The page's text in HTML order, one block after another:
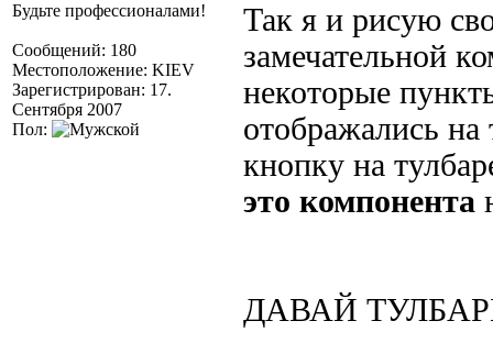
Будьте профессионалами!
Сообщений: 180
Местоположение: KIEV
Зарегистрирован: 17.
Сентября 2007
Пол:
Так я и рисую
замечательной
некоторые
отображались на
кнопку на
это компонента
ДАВАЙ